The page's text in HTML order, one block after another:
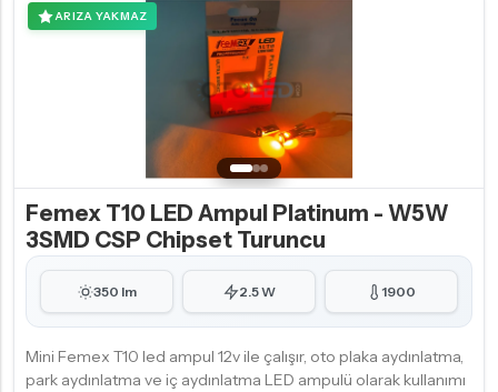
ARIZA YAKMAZ
Femex T10 LED Ampul Platinum - W5W
3SMD CSP Chipset Turuncu
350 lm 2.5 W 1900
Mini Femex T10 led ampul 12v ile çalışır, oto plaka aydınlatma,
park aydınlatma ve iç aydınlatma LED ampulü olarak kullanımı